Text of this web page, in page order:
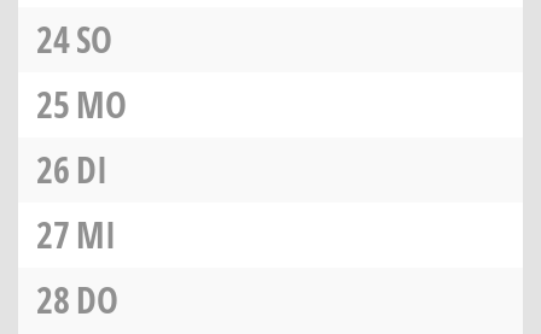
24SO
25MO
26DI
27MI
28DO